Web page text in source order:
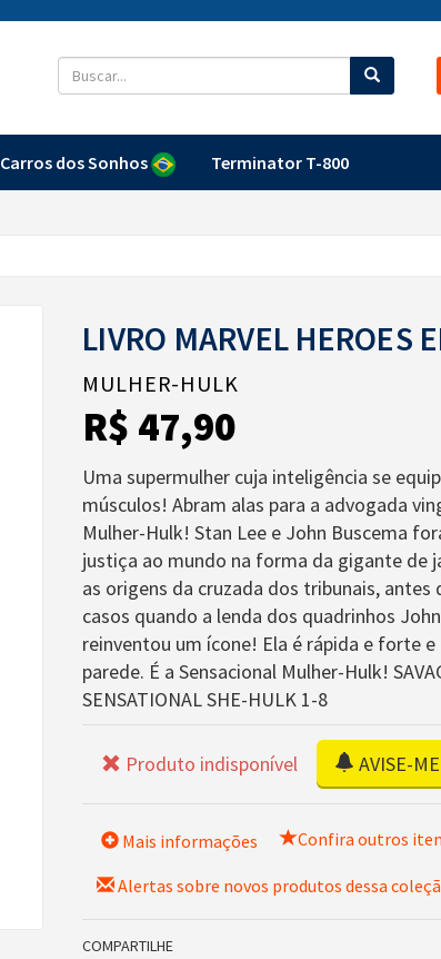
Carros dos Sonhos Terminator T-800
LIVRO MARVEL HEROES
MULHER-HULK
R$ 47,90
Uma supermulher cuja inteligência se
músculos! Abram alas para a advogada
Mulher-Hulk! Stan Lee e John Buscema
justiça ao mundo na forma da gigante de
as origens da cruzada dos tribunais, antes
casos quando a lenda dos quadrinhos
reinventou um ícone! Ela é rápida e forte
parede. É a Sensacional Mulher-Hulk!
SENSATIONAL SHE-HULK 1-8
Produto indisponível AVISE-ME
Mais informações Confira outros
Alertas sobre novos produtos dessa
COMPARTILHE